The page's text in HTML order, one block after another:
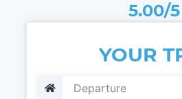
5.00/5
YOUR